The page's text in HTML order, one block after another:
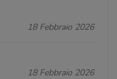
18 Febbraio 2026
18 Febbraio 2026